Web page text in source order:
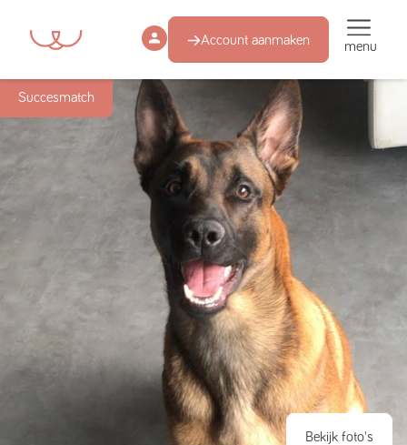
Account aanmaken menu
Succesmatch
Bekijk foto's